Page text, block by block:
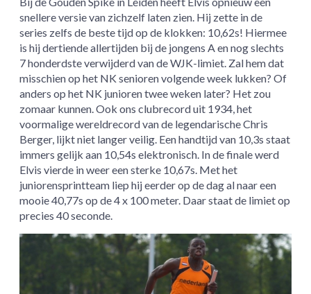
snellere versie van zichzelf laten zien. Hij zette in de
series zelfs de beste tijd op de klokken: 10,62s! Hiermee
is hij dertiende allertijden bij de jongens A en nog slechts
7 honderdste verwijderd van de WJK-limiet. Zal hem dat
misschien op het NK senioren volgende week lukken? Of
anders op het NK junioren twee weken later? Het zou
zomaar kunnen. Ook ons clubrecord uit 1934, het
voormalige wereldrecord van de legendarische Chris
Berger, lijkt niet langer veilig. Een handtijd van 10,3s staat
immers gelijk aan 10,54s elektronisch. In de finale werd
Elvis vierde in weer een sterke 10,67s. Met het
juniorensprintteam liep hij eerder op de dag al naar een
mooie 40,77s op de 4 x 100 meter. Daar staat de limiet op
precies 40 seconde.